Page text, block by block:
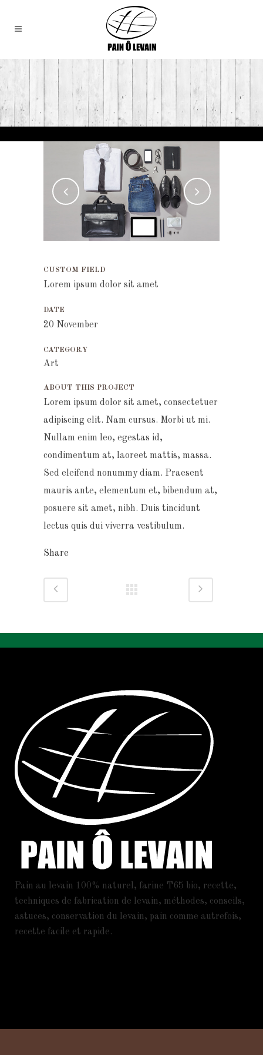
CUSTOM FIELD
Lorem ipsum dolor sit amet
DATE
20 November
CATEGORY
Art
ABOUT THIS PROJECT
Lorem ipsum dolor sit amet, consectetuer
adipiscing elit. Nam cursus. Morbi ut mi.
Nullam enim leo, egestas id,
condimentum at, laoreet mattis, massa.
Sed eleifend nonummy diam. Praesent
mauris ante, elementum et, bibendum at,
posuere sit amet, nibh. Duis tincidunt
lectus quis dui viverra vestibulum.
Share
Pain au levain 100% naturel, farine T65 bio, recette,
techniques de fabrication de levain, méthodes, conseils,
astuces, conservation du levain, pain comme autrefois,
recette facile et rapide.